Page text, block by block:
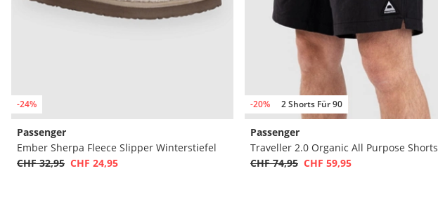
-24%
Passenger
Ember Sherpa Fleece Slipper Winterstiefel
CHF 32,95 CHF 24,95
-20% 2 Shorts Für 90
Passenger
Traveller 2.0 Organic All Purpose Shorts
CHF 74,95 CHF 59,95